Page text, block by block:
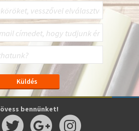
bennünket!